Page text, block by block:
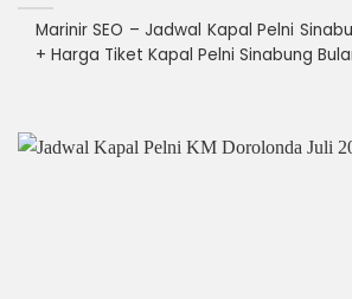
Marinir SEO – Jadwal Kapal Pelni
+ Harga Tiket Kapal Pelni Sinabung